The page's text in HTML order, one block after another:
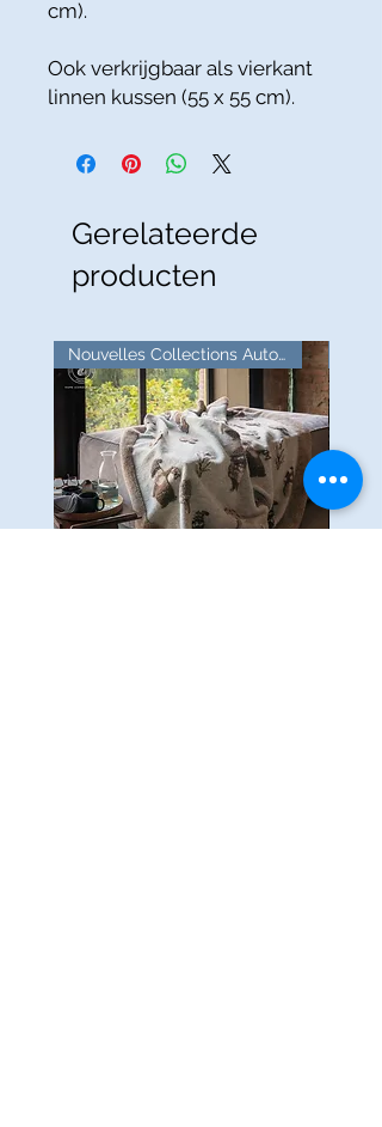
cm).
Ook verkrijgbaar als vierkant
linnen kussen (55 x 55 cm).
Gerelateerde
producten
Nouvelles Collections Automne